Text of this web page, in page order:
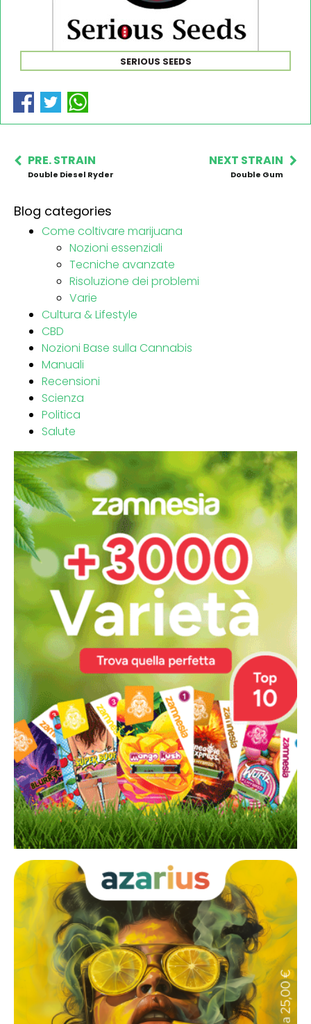
SERIOUS SEEDS
PRE. STRAIN
Double Diesel Ryder
NEXT STRAIN
Double Gum
Blog categories
Come coltivare marijuana
Nozioni essenziali
Tecniche avanzate
Risoluzione dei problemi
Varie
Cultura & Lifestyle
CBD
Nozioni Base sulla Cannabis
Manuali
Recensioni
Scienza
Politica
Salute